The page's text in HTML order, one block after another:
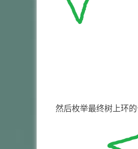
然后枚举最终树上环